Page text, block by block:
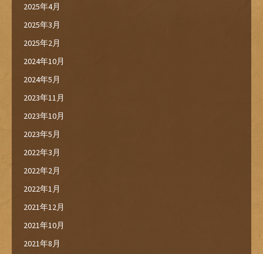
2025年4月
2025年3月
2025年2月
2024年10月
2024年5月
2023年11月
2023年10月
2023年5月
2022年3月
2022年2月
2022年1月
2021年12月
2021年10月
2021年8月